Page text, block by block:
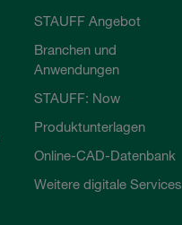
STAUFF Angebot
Branchen und
Anwendungen
STAUFF: Now
Produktunterlagen
Online-CAD-Datenbank
Weitere digitale Services